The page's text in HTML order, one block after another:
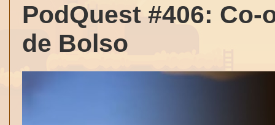
PodQuest #406:
de Bolso